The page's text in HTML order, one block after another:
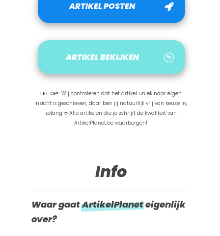
ARTIKEL POSTEN
ARTIKEL BEKIJKEN
LET OP!: Wij controleren dat het artikel uniek naar eigen
inzicht is geschreven, daar ben jij natuurlijk vrij van keuze in,
zolang ➮ Alle artikelen die je schrijft de kwaliteit van
ArtikelPlanet.be waarborgen!
Info
Waar gaatArtikelPlaneteigenlijk
over?